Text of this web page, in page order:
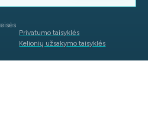
Privatumo taisyklės
Kelionių užsakymo taisyklės